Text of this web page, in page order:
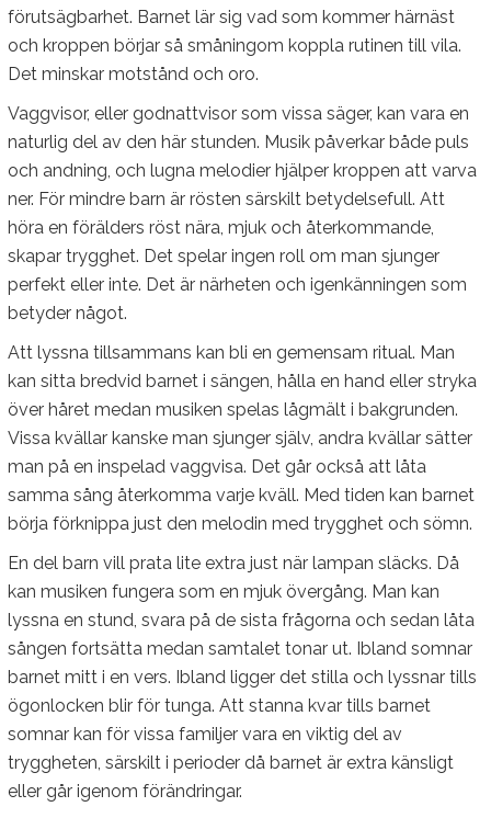
förutsägbarhet. Barnet lär sig vad som kommer härnäst
och kroppen börjar så småningom koppla rutinen till vila.
Det minskar motstånd och oro.
Vaggvisor, eller godnattvisor som vissa säger, kan vara en
naturlig del av den här stunden. Musik påverkar både puls
och andning, och lugna melodier hjälper kroppen att varva
ner. För mindre barn är rösten särskilt betydelsefull. Att
höra en förälders röst nära, mjuk och återkommande,
skapar trygghet. Det spelar ingen roll om man sjunger
perfekt eller inte. Det är närheten och igenkänningen som
betyder något.
Att lyssna tillsammans kan bli en gemensam ritual. Man
kan sitta bredvid barnet i sängen, hålla en hand eller stryka
över håret medan musiken spelas lågmält i bakgrunden.
Vissa kvällar kanske man sjunger själv, andra kvällar sätter
man på en inspelad vaggvisa. Det går också att låta
samma sång återkomma varje kväll. Med tiden kan barnet
börja förknippa just den melodin med trygghet och sömn.
En del barn vill prata lite extra just när lampan släcks. Då
kan musiken fungera som en mjuk övergång. Man kan
lyssna en stund, svara på de sista frågorna och sedan låta
sången fortsätta medan samtalet tonar ut. Ibland somnar
barnet mitt i en vers. Ibland ligger det stilla och lyssnar tills
ögonlocken blir för tunga. Att stanna kvar tills barnet
somnar kan för vissa familjer vara en viktig del av
tryggheten, särskilt i perioder då barnet är extra känsligt
eller går igenom förändringar.